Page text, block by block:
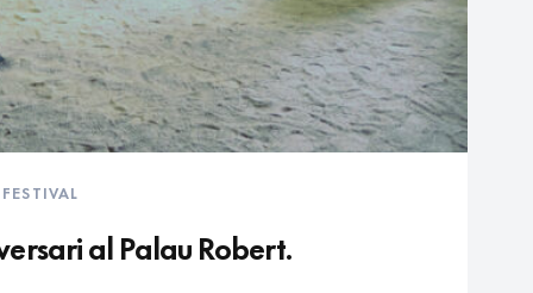
FESTIVAL
al Palau Robert.